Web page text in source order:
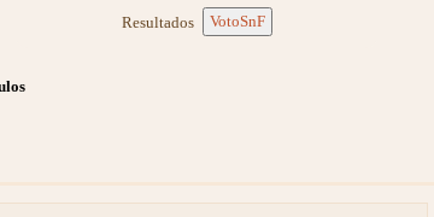
Resultados
VotoSnF